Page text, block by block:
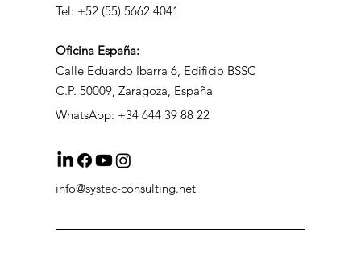
Tel: +52 (55) 5662 4041
WhatsApp: +52 (55) 5182 6823
OficinaEspaña:
C.P. 50009, Zaragoza, España
WhatsApp: +34 644 39 88 22